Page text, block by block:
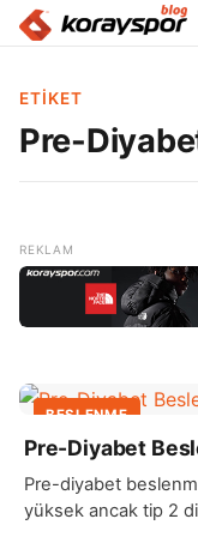
ETIKET
Pre-
BESLENME
Pre-Diyabet
Pre-diyabet
yüksek ancak tip 2